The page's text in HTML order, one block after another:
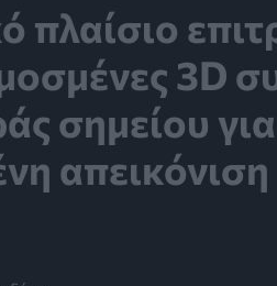
πλαίσιο
3D
σημείου για
απεικόνιση